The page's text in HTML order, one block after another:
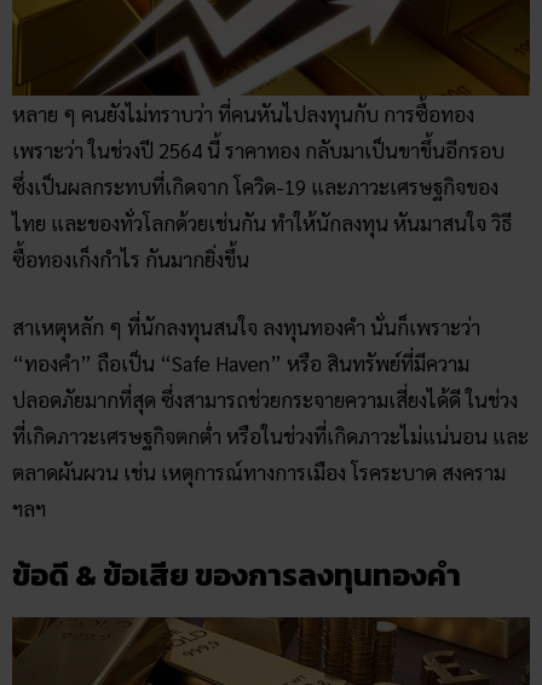
หลาย ๆ คนยังไม่ทราบว่า ที่คนหันไปลงทุนกับ การซื้อทอง
เพราะว่า ในช่วงปี 2564 นี้ ราคาทอง กลับมาเป็นขาขึ้นอีกรอบ
ซึ่งเป็นผลกระทบที่เกิดจาก โควิด-19 และภาวะเศรษฐกิจของ
ไทย และของทั่วโลกด้วยเช่นกัน ทำให้นักลงทุน หันมาสนใจ วิธี
ซื้อทองเก็งกำไร กันมากยิ่งขึ้น
สาเหตุหลัก ๆ ที่นักลงทุนสนใจ ลงทุนทองคำ นั่นก็เพราะว่า
“ทองคำ” ถือเป็น “Safe Haven” หรือ สินทรัพย์ที่มีความ
ปลอดภัยมากที่สุด ซึ่งสามารถช่วยกระจายความเสี่ยงได้ดี ในช่วง
ที่เกิดภาวะเศรษฐกิจตกต่ำ หรือในช่วงที่เกิดภาวะไม่แน่นอน และ
ตลาดผันผวน เช่น เหตุการณ์ทางการเมือง โรคระบาด สงคราม
ฯลฯ
ข้อดี & ข้อเสีย ของการลงทุนทองคำ